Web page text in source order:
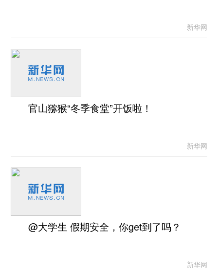
新华网
官山猕猴“冬季食堂”开饭啦！
新华网
@大学生 假期安全，你get到了吗？
新华网